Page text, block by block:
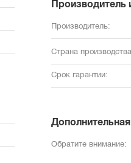
Производитель
Производитель:
Страна
Срок гарантии:
Обратите внимание: